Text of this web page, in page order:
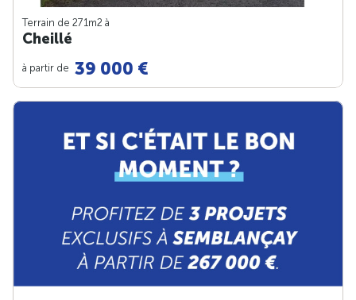
Terrain de 271m2 à
Cheillé
à partir de 39 000 €